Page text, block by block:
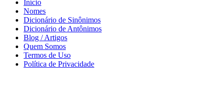
Início
Nomes
Dicionário de Sinônimos
Dicionário de Antônimos
Blog / Artigos
Quem Somos
Termos de Uso
Política de Privacidade